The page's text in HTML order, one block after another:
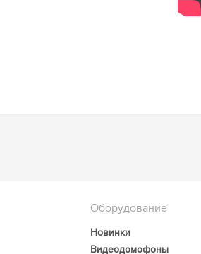
Оборудование
Новинки
Видеодомофоны